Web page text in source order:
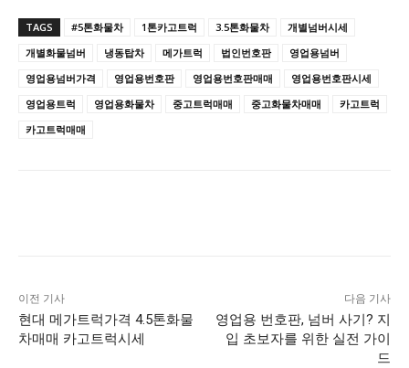
TAGS #5톤화물차 1톤카고트럭 3.5톤화물차
개별넘버시세
개별화물넘버
냉동탑차 메가트럭 법인번호판
영업용넘버
영업용넘버가격
영업용번호판 영업용번호판매매
영업용번호판시세
영업용트럭
영업용화물차 중고트럭매매 중고화물차매매
카고트럭
카고트럭매매
이전 기사
현대 메가트럭가격 4.5톤화물
차매매 카고트럭시세
다음 기사
영업용 번호판, 넘버 사기? 지
입 초보자를 위한 실전 가이
드